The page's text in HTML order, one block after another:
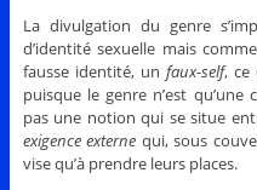
La divulgation du genre
d’identité sexuelle mais comme
fausse identité, unfaux-self, ce
puisque le genre n’est qu’une
pas une notion qui se situe
exigence externe qui, sous
vise qu’à prendre leurs places.